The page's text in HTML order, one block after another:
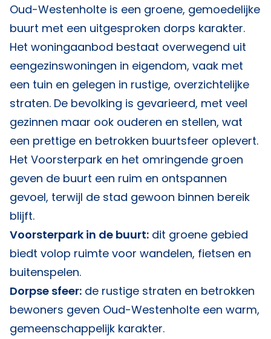
Oud-Westenholte is een groene, gemoedelijke
buurt met een uitgesproken dorps karakter.
Het woningaanbod bestaat overwegend uit
eengezinswoningen in eigendom, vaak met
een tuin en gelegen in rustige, overzichtelijke
straten. De bevolking is gevarieerd, met veel
gezinnen maar ook ouderen en stellen, wat
een prettige en betrokken buurtsfeer oplevert.
Het Voorsterpark en het omringende groen
geven de buurt een ruim en ontspannen
gevoel, terwijl de stad gewoon binnen bereik
blijft.
Voorsterpark in de buurt: dit groene gebied
biedt volop ruimte voor wandelen, fietsen en
buitenspelen.
Dorpse sfeer: de rustige straten en betrokken
bewoners geven Oud-Westenholte een warm,
gemeenschappelijk karakter.